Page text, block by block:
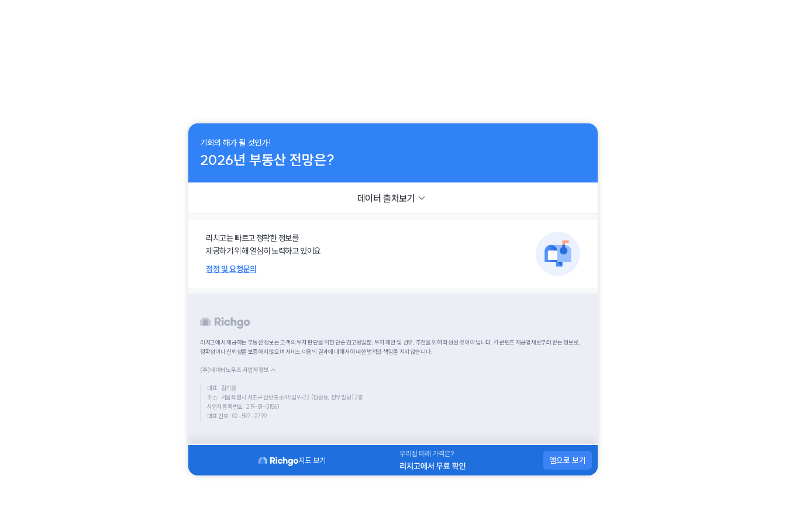
기회의 해가 될 것인가!
2026년 부동산 전망은?
데이터 출처보기
리치고는 빠르고 정확한 정보를
제공하기 위해 열심히 노력하고 있어요
정정 및 요청문의
리치고에서 제공하는 부동산 정보는 고객의 투자 판단을 위한 단순 참고용일뿐, 투자 제안 및 권유, 추천을 위해 작성된 것이 아닙니다. 각 콘텐츠 제공업체로부터 받는 정보로,
정확성이나 신뢰성을 보증하지 않으며 서비스 이용의 결과에 대해서 어떠한 법적인 책임을 지지 않습니다.
(주)데이터노우즈 사업자정보 ↑
대표 : 김기원
주소 : 서울특별시 서초구 신반포로45길 9-22 (잠원동, 천우빌딩) 2층
사업자등록번호 : 219-81-31561
대표 번호 : 02-597-2799
지도 보기 앱으로 보기